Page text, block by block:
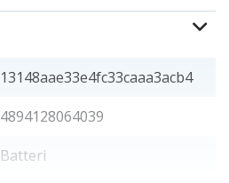
13148aae33e4fc33caaa3acb4
4894128064039
Batteri